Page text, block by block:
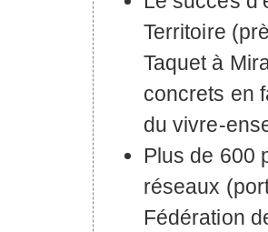
Territoire
Taquet à
concrets en
du vivre-
Plus de 600
réseaux
Fédération